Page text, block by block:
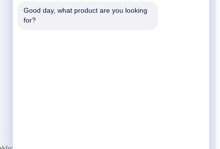
Good day, what product are you looking
for?